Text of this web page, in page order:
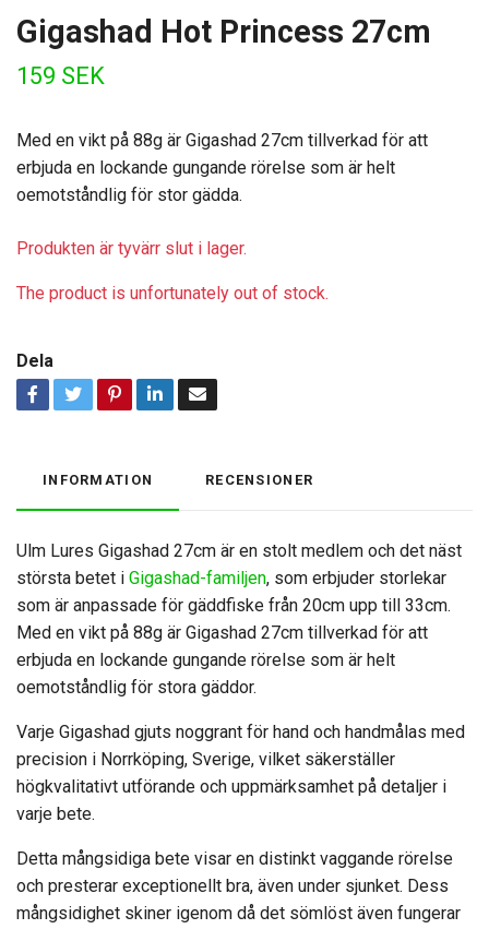
Gigashad Hot Princess 27cm
159 SEK
Med en vikt på 88g är Gigashad 27cm tillverkad för att
erbjuda en lockande gungande rörelse som är helt
oemotståndlig för stor gädda.
Produkten är tyvärr slut i lager.
The product is unfortunately out of stock.
Dela
INFORMATION RECENSIONER
Ulm Lures Gigashad 27cm är en stolt medlem och det näst
största betet i Gigashad-familjen, som erbjuder storlekar
som är anpassade för gäddfiske från 20cm upp till 33cm.
Med en vikt på 88g är Gigashad 27cm tillverkad för att
erbjuda en lockande gungande rörelse som är helt
oemotståndlig för stora gäddor.
Varje Gigashad gjuts noggrant för hand och handmålas med
precision i Norrköping, Sverige, vilket säkerställer
högkvalitativt utförande och uppmärksamhet på detaljer i
varje bete.
Detta mångsidiga bete visar en distinkt vaggande rörelse
och presterar exceptionellt bra, även under sjunket. Dess
mångsidighet skiner igenom då det sömlöst även fungerar